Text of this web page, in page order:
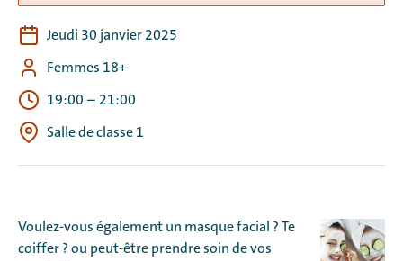
Jeudi 30 janvier 2025
Femmes 18+
19:00 – 21:00
Salle de classe 1
Voulez-vous également un masque facial ? Te
coiffer ? ou peut-être prendre soin de vos